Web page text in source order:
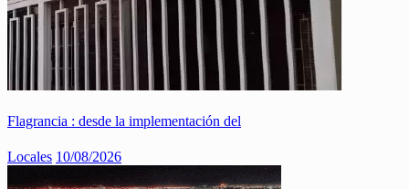
Flagrancia : desde la implementación del
Locales 10/08/2026